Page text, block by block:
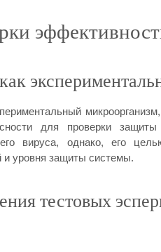
для проверки
вируса, однако, его
и уровня защиты системы.
тестовых